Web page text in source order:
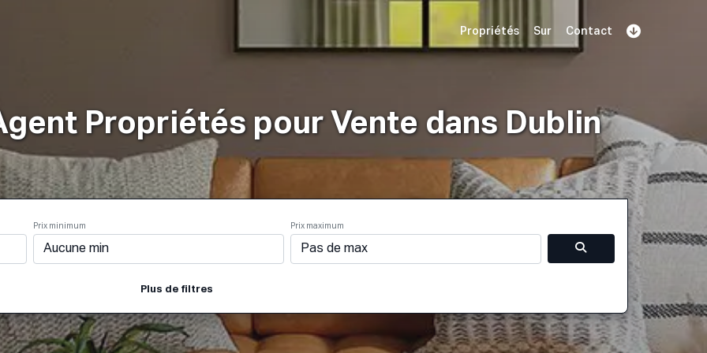
Propriétés Sur Contact
Propriétés pour Vente dans Dublin
Prix minimum Prix maximum
Plus de filtres